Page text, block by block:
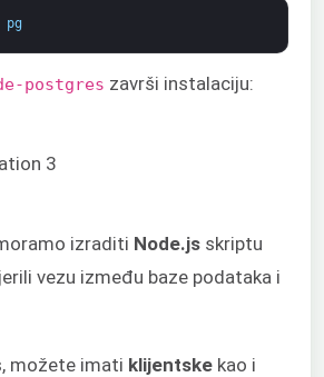
pg
postgres završi instalaciju:
izraditi Node.js skriptu
vezu između baze podataka i
, možete imati klijentske kao i